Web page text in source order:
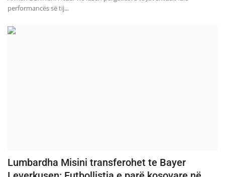
performancës së tij...
Lumbardha Misini transferohet te Bayer